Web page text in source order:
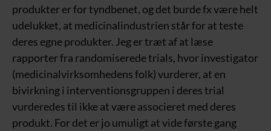
produkter er for tyndbenet, og det burde fx være helt
udelukket, at medicinalindustrien står for at teste
deres egne produkter. Jeg er træt af at læse
rapporter fra randomiserede trials, hvor investigator
(medicinalvirksomhedens folk) vurderer, at en
bivirkning i interventionsgruppen i deres trial
vurderedes til ikke at være associeret med deres
produkt. For det er jo umuligt at vide første gang